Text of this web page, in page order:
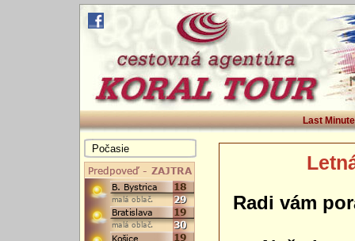
Last Minute
Radi vám
Počasie